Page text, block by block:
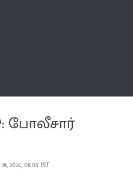
போலீசார்
2026, 08:05 IST